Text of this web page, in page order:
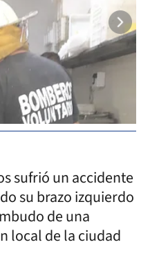
sufrió un accidente
su brazo izquierdo
de una
local de la ciudad